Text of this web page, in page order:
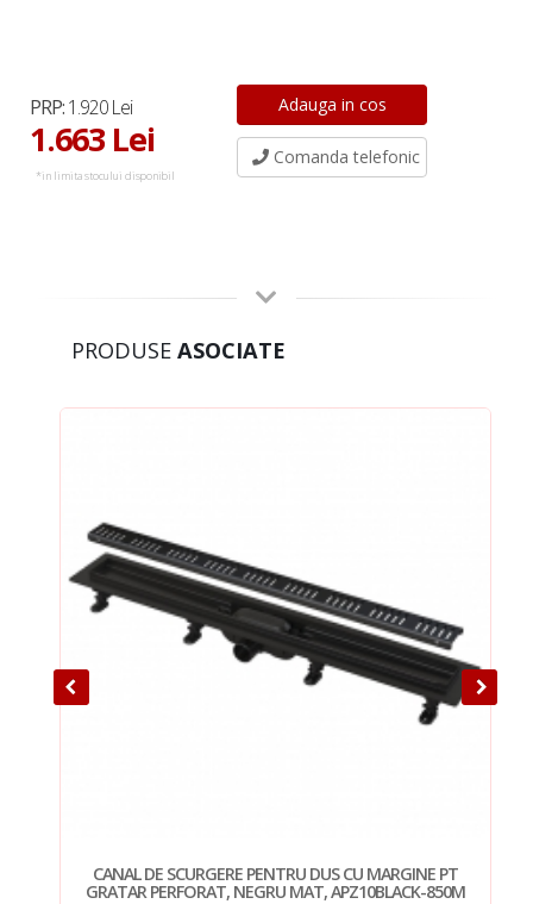
PRP:1.920 Lei
1.663 Lei
*in limita stocului disponibil
Comanda telefonic
PRODUSE ASOCIATE
CANAL DE SCURGERE PENTRU DUS CU MARGINE PT
GRATAR PERFORAT, NEGRU MAT, APZ10BLACK-850M